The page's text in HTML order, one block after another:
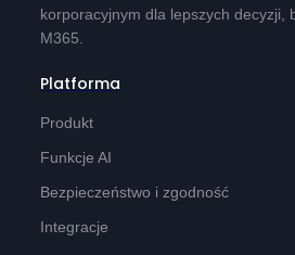
korporacyjnym dla lepszych decyzji,
M365.
Platforma
Produkt
Funkcje AI
Bezpieczeństwo i zgodność
Integracje